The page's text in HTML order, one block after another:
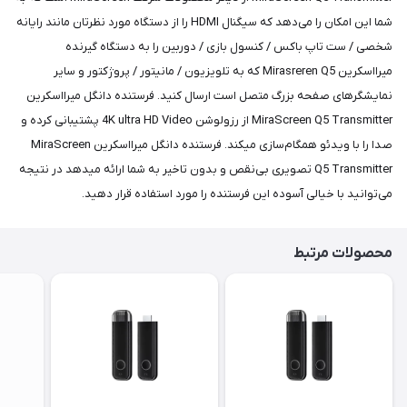
شما این امکان را می‌دهد که سیگنال HDMI را از دستگاه مورد نظرتان مانند رایانه
شخصی / ست تاپ باکس / کنسول بازی / دوربین را به دستگاه گیرنده
میرااسکرین Mirasreren Q5 که به تلویزیون / مانیتور / پروژکتور و سایر
نمایشگرهای صفحه بزرگ متصل است ارسال کنید. فرستنده دانگل میرااسکرین
MiraScreen Q5 Transmitter از رزولوشن 4K ultra HD Video پشتیبانی کرده و
صدا را با ویدئو همگام‌سازی میکند. فرستنده دانگل میرااسکرین MiraScreen
Q5 Transmitter تصویری بی‌نقص و بدون تاخیر به شما ارائه میدهد در نتیجه
می‌توانید با خیالی آسوده این فرستنده را مورد استفاده قرار دهید.
محصولات مرتبط